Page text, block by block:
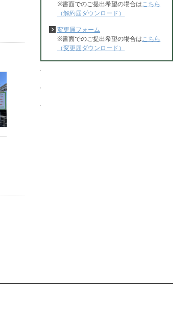
神奈川県相模原市中央区 神奈川県相模原市中央区
※書面でのご提出希望の場合はこちら
（解約届ダウンロード）
変更届フォーム
※書面でのご提出希望の場合はこちら
（変更届ダウンロード）